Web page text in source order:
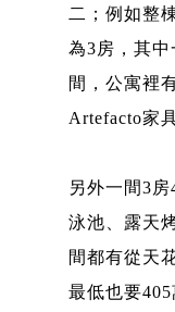
二；例如整
為3房，其
間，公寓裡
Artefacto家
另外一間3
泳池、露天
間都有從天
最低也要405